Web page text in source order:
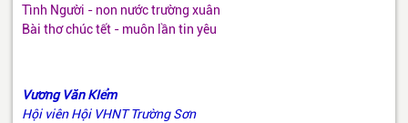
Tình Người - non nước trường xuân
Bài thơ chúc tết - muôn lần tin yêu
Vương Văn KIểm
Hội viên Hội VHNT Trường Sơn